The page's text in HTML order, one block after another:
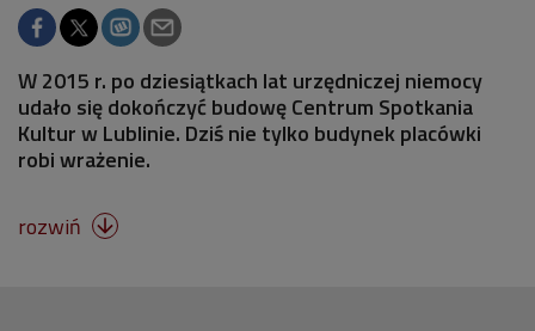
W 2015 r. po dziesiątkach lat urzędniczej niemocy
udało się dokończyć budowę Centrum Spotkania
Kultur w Lublinie. Dziś nie tylko budynek placówki
robi wrażenie.
rozwiń 